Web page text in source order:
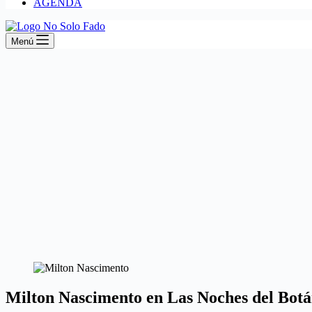
AGENDA
Menú
Milton Nascimento en Las Noches del